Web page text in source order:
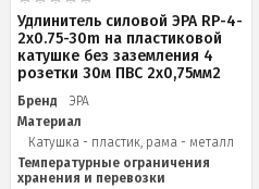
Удлинитель силовой ЭРА RP-4-
2x0.75-30m на пластиковой
катушке без заземления 4
розетки 30м ПВС 2х0,75мм2
Бренд
ЭРА
Материал
Катушка - пластик, рама - металл
Температурные ограничения
хранения и перевозки